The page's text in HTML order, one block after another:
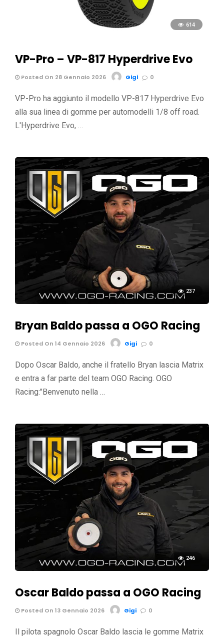
614
VP-Pro – VP-817 Hyperdrive Evo
Posted On 28 Gennaio 2026 Gigi 0
VP-Pro ha aggiunto il modello VP-817 Hyperdrive Evo
alla sua linea di gomme per automodelli 1/8 off road.
L'Hyperdrive Evo, …
237
Bryan Baldo passa a OGO Racing
Posted On 14 Gennaio 2026 Gigi 0
Dopo Oscar Baldo, anche il fratello Bryan lascia Matrix
e entra a far parte del team OGO Racing. OGO
Racing:"Benvenuto nella …
246
Oscar Baldo passa a OGO Racing
Posted On 13 Gennaio 2026 Gigi 0
Il pilota spagnolo Oscar Baldo lascia le gomme Matrix